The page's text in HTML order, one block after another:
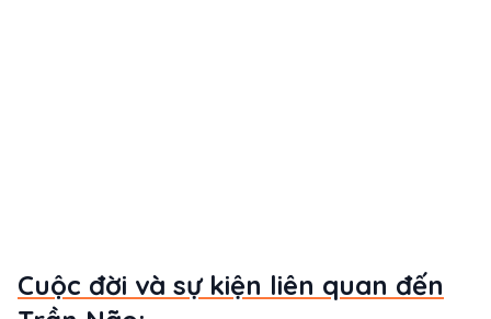
Cuộc đời và sự kiện liên quan đến